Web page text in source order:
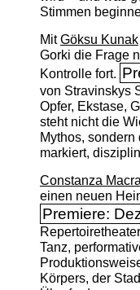
Stimmen
MitGöksu Kunak
Gorki die Frage
Kontrolle fort.
von Stravinskys
Opfer, Ekstase,
steht nicht die
Mythos,
markiert,
Constanza
einen neuen
Premiere:
Tanz,
Körpers, der